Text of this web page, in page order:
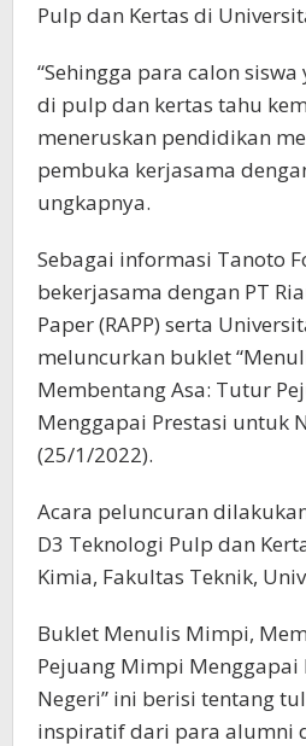
Pulp dan Kertas di
“Sehingga para calon
di pulp dan kertas tahu
meneruskan pendidikan
pembuka kerjasama
ungkapnya.
Sebagai informasi Tanoto
bekerjasama dengan PT
Paper (RAPP) serta
meluncurkan buklet
Membentang Asa: Tutur
Menggapai Prestasi untuk
(25/1/2022).
Acara peluncuran
D3 Teknologi Pulp dan
Kimia, Fakultas Teknik,
Buklet Menulis Mimpi,
Pejuang Mimpi Menggapai
Negeri” ini berisi tentang
inspiratif dari para alumni